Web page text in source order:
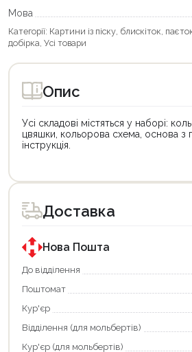
Мова
Категорії: Картини із піску, блискіток,
добірка Усі товари
Опис
Усі складові містяться у наборі:
цвяшки, кольорова схема, основа з
інструкція.
Доставка
Нова Пошта
До відділення
Поштомат
Кур'єр
Відділення (для мольбертів)
Кур'єр (для мольбертів)